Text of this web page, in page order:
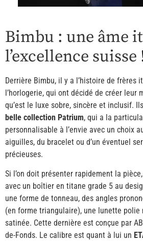
Bimbu : une âme
l’excellence suisse
Derrière Bimbu, il y a l’histoire de frères
l’horlogerie, qui ont décidé de créer leur
qu’est le luxe sobre, sincère et inclusif.
belle collection Patrium, qui a la
personnalisable à l’envie avec un choix
aiguilles, du bracelet ou d’un éventuel
précieuses.
Si l’on doit présenter rapidement la
avec un boîtier en titane grade 5 au
une forme de tonneau, des angles
(en forme triangulaire), une lunette polie
satinée. Cette dernière est conçue par
de-Fonds. Le calibre est quant à lui un